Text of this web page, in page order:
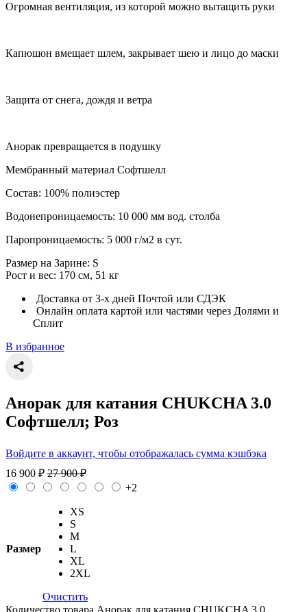
Огромная вентиляция, из которой можно вытащить руки
Капюшон вмещает шлем, закрывает шею и лицо до маски
Защита от снега, дождя и ветра
Анорак превращается в подушку
Мембранный материал Софтшелл
Состав: 100% полиэстер
Водонепроницаемость: 10 000 мм вод. столба
Паропроницаемость: 5 000 г/м2 в сут.
Размер на Зарине: S
Рост и вес: 170 см, 51 кг
Доставка от 3-х дней Почтой или СДЭК
Онлайн оплата картой или частями через Долями и
Сплит
В избранное
Анорак для катания CHUKCHA 3.0
Софтшелл; Роз
Войдите в аккаунт, чтобы отображалась сумма кэшбэка
16 900 ₽ 27 900₽
+2
Размер
XS
S
M
L
XL
2XL
Очистить
Количество товара Анорак для катания CHUKCHA 3.0